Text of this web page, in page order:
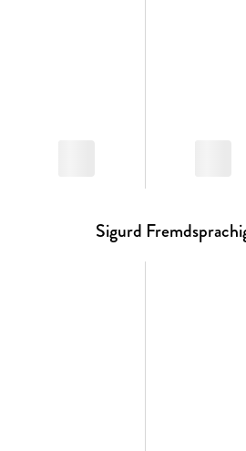
Sigurd